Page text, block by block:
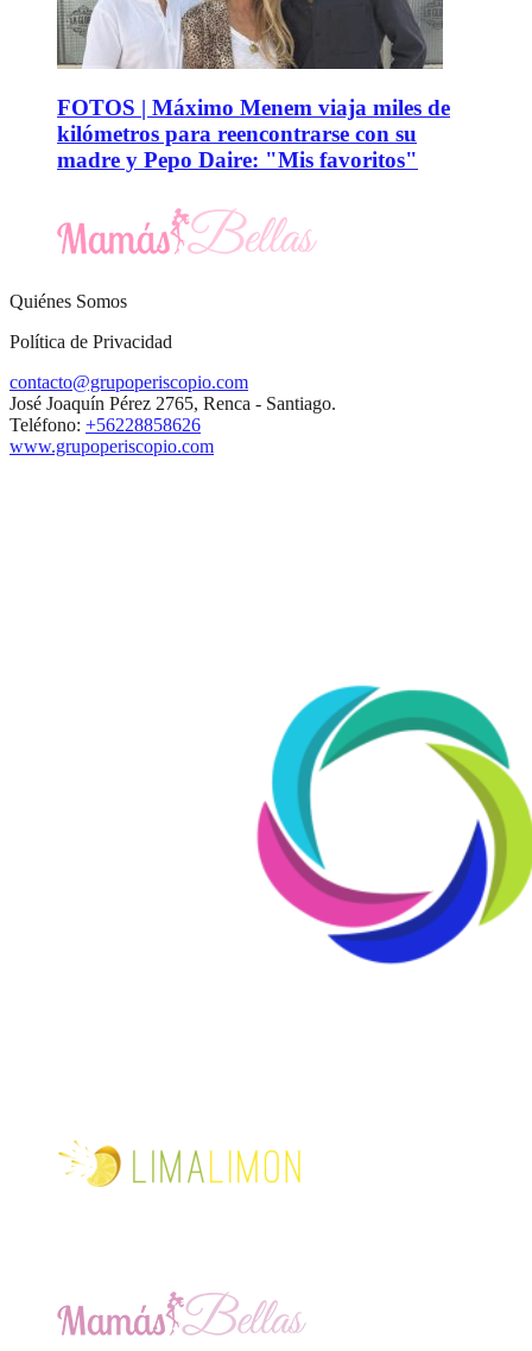
FOTOS | Máximo Menem viaja miles de
kilómetros para reencontrarse con su
madre y Pepo Daire: "Mis favoritos"
Quiénes Somos
Política de Privacidad
contacto@grupoperiscopio.com
José Joaquín Pérez 2765, Renca - Santiago.
Teléfono: +56228858626
www.grupoperiscopio.com